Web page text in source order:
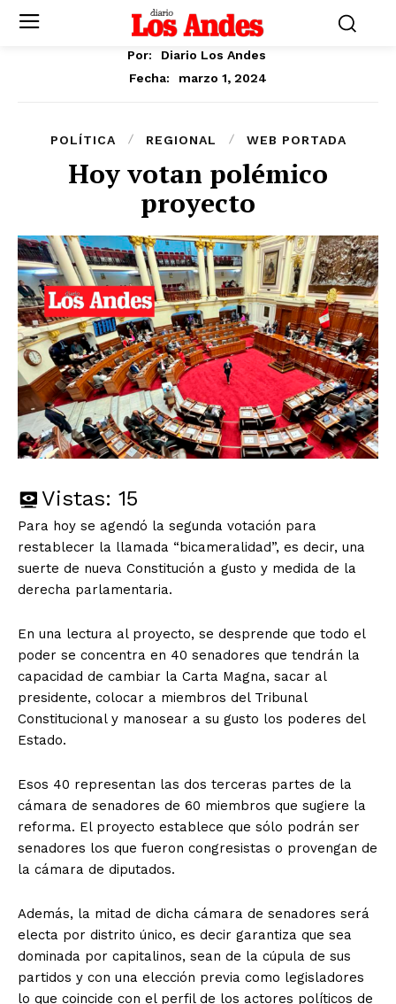
Por:
Diario Los Andes
Fecha:
marzo 1, 2024
POLÍTICA REGIONAL WEB PORTADA
Hoy votan polémico
proyecto
Vistas: 15
Para hoy se agendó la segunda votación para
restablecer la llamada “bicameralidad”, es decir, una
suerte de nueva Constitución a gusto y medida de la
derecha parlamentaria.
En una lectura al proyecto, se desprende que todo el
poder se concentra en 40 senadores que tendrán la
capacidad de cambiar la Carta Magna, sacar al
presidente, colocar a miembros del Tribunal
Constitucional y manosear a su gusto los poderes del
Estado.
Esos 40 representan las dos terceras partes de la
cámara de senadores de 60 miembros que sugiere la
reforma. El proyecto establece que sólo podrán ser
senadores los que fueron congresistas o provengan de
la cámara de diputados.
Además, la mitad de dicha cámara de senadores será
electa por distrito único, es decir garantiza que sea
dominada por capitalinos, sean de la cúpula de sus
partidos y con una elección previa como legisladores
lo que coincide con el perfil de los actores políticos de